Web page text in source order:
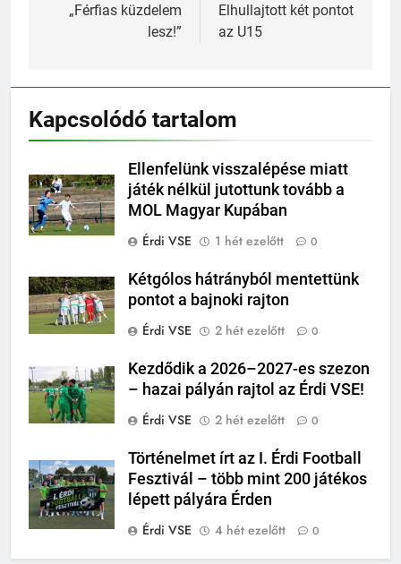
navigáció
„Férfias küzdelem
lesz!”
Elhullajtott két pontot
az U15
Kapcsolódó tartalom
Ellenfelünk visszalépése miatt
játék nélkül jutottunk tovább a
MOL Magyar Kupában
Érdi VSE
1 hét ezelőtt 0
Kétgólos hátrányból mentettünk
pontot a bajnoki rajton
Érdi VSE
2 hét ezelőtt 0
Kezdődik a 2026–2027-es szezon
– hazai pályán rajtol az Érdi VSE!
Érdi VSE
2 hét ezelőtt 0
Történelmet írt az I. Érdi Football
Fesztivál – több mint 200 játékos
lépett pályára Érden
Érdi VSE
4 hét ezelőtt 0